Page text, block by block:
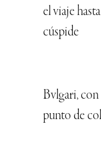
el viaje
cúspide
Bvlgari,
punto de